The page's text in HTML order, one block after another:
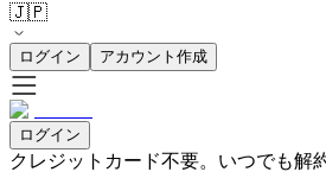
🇯🇵
ログイン アカウント作成
ログイン
クレジットカード不要。いつでも解